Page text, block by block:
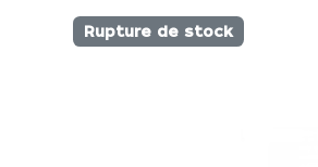
Rupture de stock